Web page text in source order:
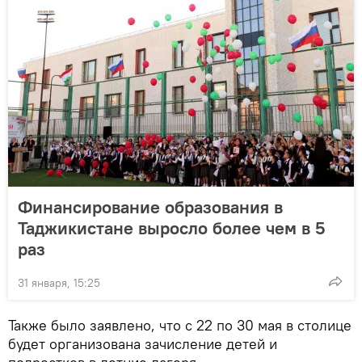
Финансирование образования в
Таджикистане выросло более чем в 5
раз
31 января, 15:25
Также было заявлено, что с 22 по 30 мая в столице
будет организована зачисление детей и